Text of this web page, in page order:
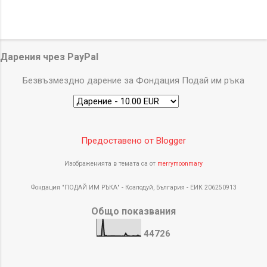
Дарения чрез PayPal
Безвъзмездно дарение за Фондация Подай им ръка
Предоставено от Blogger
Изображенията в темата са от merrymoonmary
Фондация "ПОДАЙ ИМ РЪКА" - Козлодуй, България - ЕИК 206250913
Общо показвания
44726